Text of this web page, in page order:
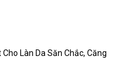
Làn Da Săn Chắc, Căng